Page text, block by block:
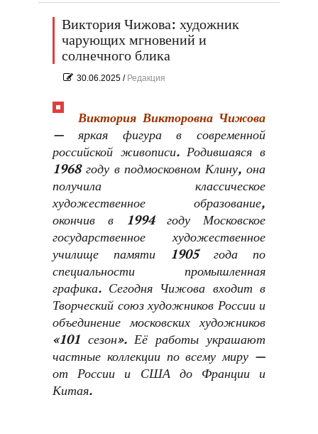
Виктория Чижова: художник
чарующих мгновений и
солнечного блика
30.06.2025 / Редакция
Виктория Викторовна Чижова
— яркая фигура в современной
российской живописи. Родившаяся в
1968 году в подмосковном Клину, она
получила классическое
художественное образование,
окончив в 1994 году Московское
государственное художественное
училище памяти 1905 года по
специальности промышленная
графика. Сегодня Чижова входит в
Творческий союз художников России и
объединение московских художников
«101 сезон». Её работы украшают
частные коллекции по всему миру —
от России и США до Франции и
Китая.